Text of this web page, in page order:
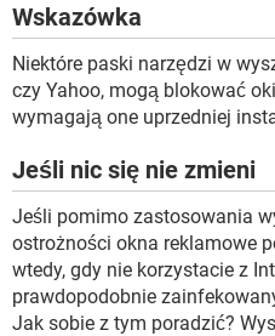
Wskazówka
Niektóre paski narzędzi w
czy Yahoo, mogą blokować
wymagają one uprzedniej
Jeśli nic się nie zmieni
Jeśli pomimo zastosowania
ostrożności okna reklamowe
wtedy, gdy nie korzystacie z
prawdopodobnie
Jak sobie z tym poradzić?